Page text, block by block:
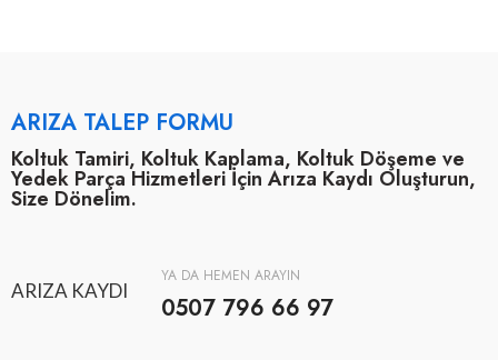
ARIZA TALEP FORMU
Koltuk Tamiri, Koltuk Kaplama, Koltuk Döşeme ve
Yedek Parça Hizmetleri İçin Arıza Kaydı Oluşturun,
Size Dönelim.
ARIZA KAYDI
YA DA HEMEN ARAYIN
0507 796 66 97